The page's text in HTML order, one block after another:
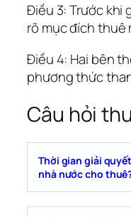
Điều 3: Trước khi
rõ mục đích thuê
Điều 4: Hai bên
phương thức
Câu hỏi
Thời gian giải
nhà nước cho